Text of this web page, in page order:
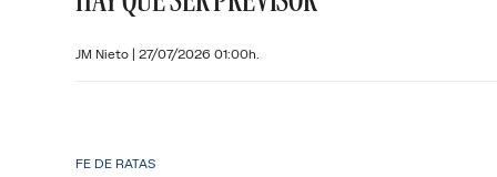
JM Nieto | 27/07/2026 01:00h.
FE DE RATAS